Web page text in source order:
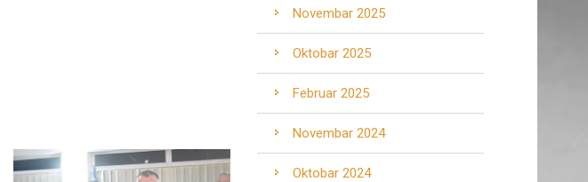
Novembar 2025
Oktobar 2025
Februar 2025
Novembar 2024
Oktobar 2024